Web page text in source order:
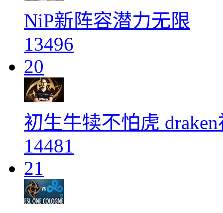
NiP新阵容潜力无限
13496
20
初生牛犊不怕虎
14481
21